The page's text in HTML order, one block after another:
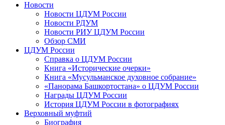
Новости
Новости ЦДУМ России
Новости РДУМ
Новости РИУ ЦДУМ России
Обзор СМИ
ЦДУМ России
Справка о ЦДУМ России
Книга «Исторические очерки»
Книга «Мусульманское духовное собрание»
«Панорама Башкортостана» о ЦДУМ России
Награды ЦДУМ России
История ЦДУМ России в фотографиях
Верховный муфтий
Биография